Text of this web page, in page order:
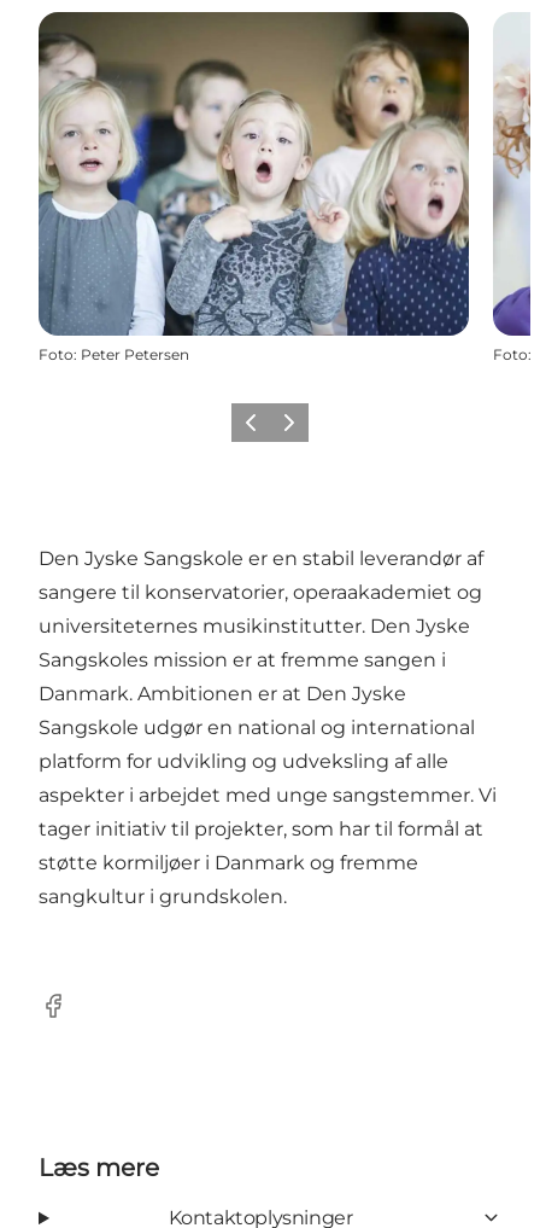
Foto: Peter Petersen Foto:
Forrige billede
Næste billede
Den Jyske Sangskole er en stabil leverandør af
sangere til konservatorier, operaakademiet og
universiteternes musikinstitutter. Den Jyske
Sangskoles mission er at fremme sangen i
Danmark. Ambitionen er at Den Jyske
Sangskole udgør en national og international
platform for udvikling og udveksling af alle
aspekter i arbejdet med unge sangstemmer. Vi
tager initiativ til projekter, som har til formål at
støtte kormiljøer i Danmark og fremme
sangkultur i grundskolen.
Facebook
Læs mere
Kontaktoplysninger